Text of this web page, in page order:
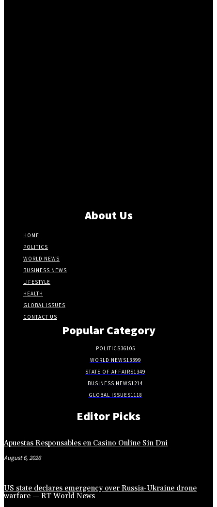
About Us
HOME
POLITICS
WORLD NEWS
BUSINESS NEWS
LIFESTYLE
HEALTH
GLOBAL ISSUES
CONTACT US
Popular Category
POLITICS36105
WORLD NEWS13399
STATE OF AFFAIRS1349
BUSINESS NEWS1214
GLOBAL ISSUES1118
Editor Picks
Apuestas Responsables en Casino Online Sin Dni
August 6, 2026
US state declares emergency over Russia-Ukraine drone
warfare — RT World News